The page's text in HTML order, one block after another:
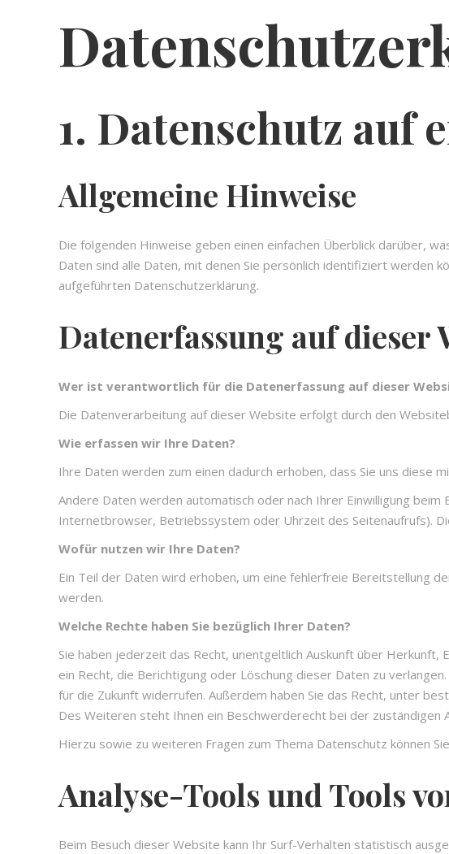
1. Datenschutz auf
Allgemeine Hinweise
Die folgenden Hinweise geben einen einfachen Überblick darüber,
Daten sind alle Daten, mit denen Sie persönlich identifiziert werden
aufgeführten Datenschutzerklärung.
Datenerfassung auf dieser
Wer ist verantwortlich für die Datenerfassung auf dieser
Die Datenverarbeitung auf dieser Website erfolgt durch den
Wie erfassen wir Ihre Daten?
Ihre Daten werden zum einen dadurch erhoben, dass Sie uns diese
Andere Daten werden automatisch oder nach Ihrer Einwilligung
Internetbrowser, Betriebssystem oder Uhrzeit des Seitenaufrufs).
Wofür nutzen wir Ihre Daten?
Ein Teil der Daten wird erhoben, um eine fehlerfreie Bereitstellung
werden.
Welche Rechte haben Sie bezüglich Ihrer Daten?
Sie haben jederzeit das Recht, unentgeltlich Auskunft über
ein Recht, die Berichtigung oder Löschung dieser Daten zu
für die Zukunft widerrufen. Außerdem haben Sie das Recht, unter
Des Weiteren steht Ihnen ein Beschwerderecht bei der zuständigen
Hierzu sowie zu weiteren Fragen zum Thema Datenschutz können
Analyse-Tools und Tools
Beim Besuch dieser Website kann Ihr Surf-Verhalten statistisch